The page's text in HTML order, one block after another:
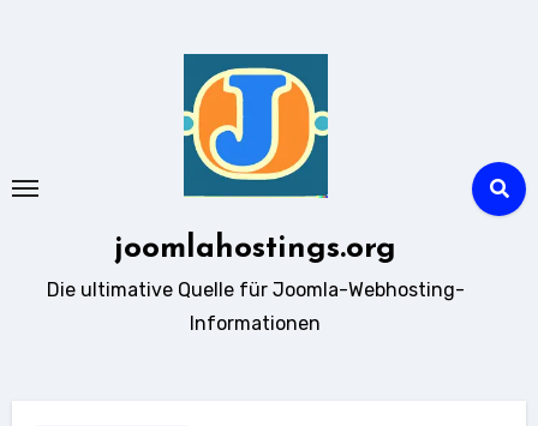
joomlahostings.org
Die ultimative Quelle für Joomla-Webhosting-
Informationen